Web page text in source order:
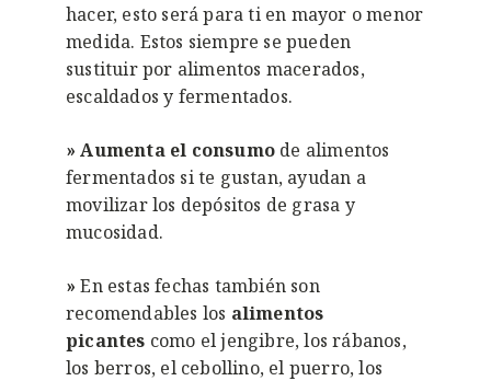
hacer, esto será para ti en mayor o menor
medida. Estos siempre se pueden
sustituir por alimentos macerados,
escaldados y fermentados.
» Aumenta el consumo de alimentos
fermentados si te gustan, ayudan a
movilizar los depósitos de grasa y
mucosidad.
» En estas fechas también son
recomendables los alimentos
picantes como el jengibre, los rábanos,
los berros, el cebollino, el puerro, los